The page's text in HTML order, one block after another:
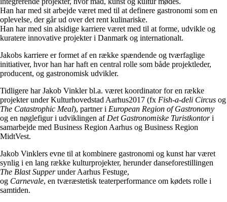
Han har med sit arbejde været med til at definere gastronomi som en
oplevelse, der går ud over det rent kulinariske.
Han har med sin alsidige karriere været med til at forme, udvikle og
kuratere innovative projekter i Danmark og internationalt.
Jakobs karriere er formet af en række spændende og tværfaglige
initiativer, hvor han har haft en central rolle som både projektleder,
producent, og gastronomisk udvikler.
Tidligere har Jakob Vinkler bl.a. været koordinator for en række
projekter under Kulturhovedstad Aarhus2017 (fx Fish-a-deli Circus og
The Catastrophic Meal), partner i European Region of Gastronomy
og en nøglefigur i udviklingen af Det Gastronomiske Turistkontori
samarbejde med Business Region Aarhus og Business Region
MidtVest.
Jakob Vinklers evne til at kombinere gastronomi og kunst har været
synlig i en lang række kulturprojekter, herunder danseforestillingen
The Blast Supperunder Aarhus Festuge,
og Carnevale, en tværæstetisk teaterperformance om kødets rolle i
samtiden.